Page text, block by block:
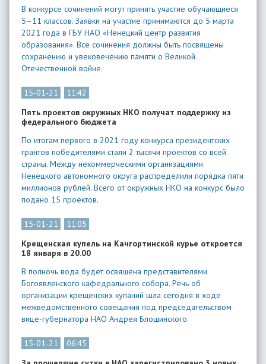
В конкурсе сочинений могут принять участие обучающиеся
5–11 классов. Заявки на участие принимаются до 5 марта
2021 года в ГБУ НАО «Ненецкий центр развития
образования». Все сочинения должны быть посвящены
сохранению и увековечению памяти о Великой
Отечественной войне.
15-01-21
11:42
​Пять проектов окружных НКО получат поддержку из
федерального бюджета
По итогам первого в 2021 году конкурса президентских
грантов победителями стали 2 тысячи проектов со всей
страны. Между некоммерческими организациями
Ненецкого автономного округа распределили порядка пяти
миллионов рублей. Всего от окружных НКО на конкурс было
подано 15 проектов.
15-01-21
11:05
​Крещенская купель на Качгортинской курье откроется
18 января в 20.00
В полночь вода будет освящена представителями
Богоявленского кафедрального собора. Речь об
организации крещенских купаний шла сегодня в ходе
межведомственного совещания под председательством
вице-губернатора НАО Андрея Блощинского.
15-01-21
06:45